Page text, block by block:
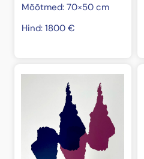
Mõõtmed: 70×50 cm
Hind: 1800 €